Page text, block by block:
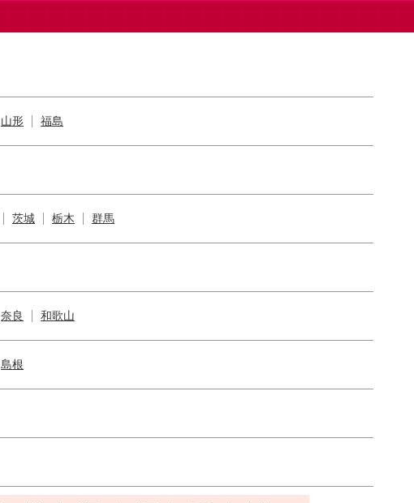
山形 福島
茨城 栃木 群馬
奈良 和歌山
島根